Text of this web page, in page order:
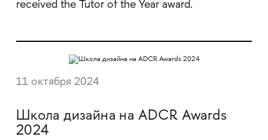
received the Tutor of the Year award.
11 октября 2024
Школа дизайна на ADCR Awards
2024